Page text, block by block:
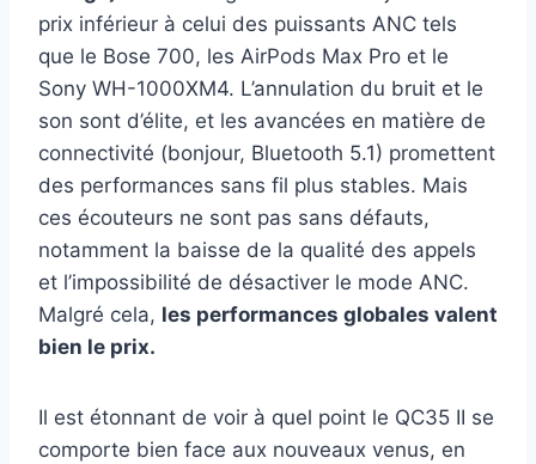
prix inférieur à celui des puissants ANC tels
que le Bose 700, les AirPods Max Pro et le
Sony WH-1000XM4. L’annulation du bruit et le
son sont d’élite, et les avancées en matière de
connectivité (bonjour, Bluetooth 5.1) promettent
des performances sans fil plus stables. Mais
ces écouteurs ne sont pas sans défauts,
notamment la baisse de la qualité des appels
et l’impossibilité de désactiver le mode ANC.
Malgré cela, les performances globales valent
bien le prix.
Il est étonnant de voir à quel point le QC35 II se
comporte bien face aux nouveaux venus, en